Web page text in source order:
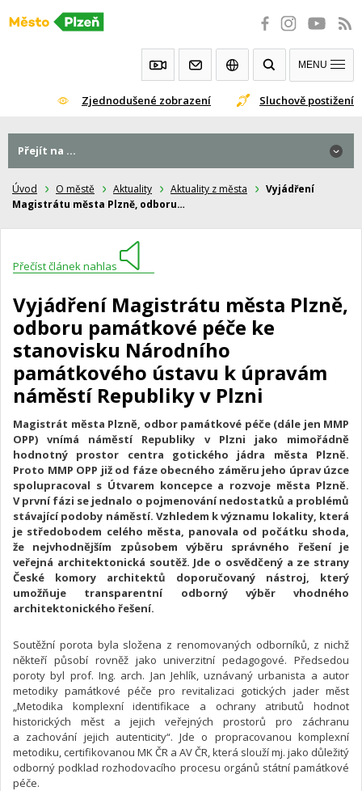
Přeskočit
Zjednodušené zobrazení Sluchově postižení
MENU
Úvod O městě Aktuality Aktuality z města
Vyjádření
Magistrátu města Plzně, odboru…
Přečíst článek nahlas
Vyjádření Magistrátu města Plzně,
odboru památkové péče ke
stanovisku Národního
památkového ústavu k úpravám
náměstí Republiky v Plzni
Magistrát města Plzně, odbor památkové péče (dále jen MMP
OPP) vnímá náměstí Republiky v Plzni jako mimořádně
hodnotný prostor centra gotického jádra města Plzně.
Proto MMP OPP již od fáze obecného záměru jeho úprav úzce
spolupracoval s Útvarem koncepce a rozvoje města Plzně.
V první fázi se jednalo o pojmenování nedostatků a problémů
stávající podoby náměstí. Vzhledem k významu lokality, která
je středobodem celého města, panovala od počátku shoda,
že nejvhodnějším způsobem výběru správného řešení je
veřejná architektonická soutěž. Jde o osvědčený a ze strany
České komory architektů doporučovaný nástroj, který
umožňuje transparentní odborný výběr vhodného
architektonického řešení.
Soutěžní porota byla složena z renomovaných odborníků, z nichž
někteří působí rovněž jako univerzitní pedagogové. Předsedou
poroty byl prof. Ing. arch. Jan Jehlík, uznávaný urbanista a autor
metodiky památkové péče pro revitalizaci gotických jader měst
„Metodika komplexní identifikace a ochrany atributů hodnot
historických měst a jejich veřejných prostorů pro záchranu
a zachování jejich autenticity“. Jde o propracovanou komplexní
metodiku, certifikovanou MK ČR a AV ČR, která slouží mj. jako důležitý
odborný podklad rozhodovacího procesu orgánů státní památkové
péče.
Přejít na ...